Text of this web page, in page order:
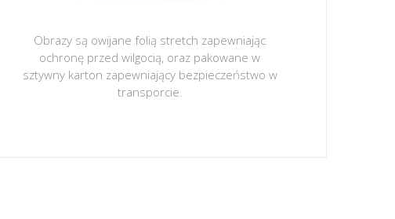
Obrazy są owijane folią stretch zapewniając
ochronę przed wilgocią, oraz pakowane w
sztywny karton zapewniający bezpieczeństwo w
transporcie.